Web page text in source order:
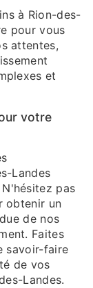
à Rion-des-
pour vous
attentes,
et
votre
Landes
pas
obtenir un
de nos
Faites
savoir-faire
de vos
Landes.